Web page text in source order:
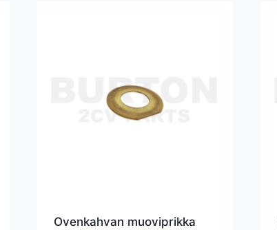
Ovenkahvan muoviprikka